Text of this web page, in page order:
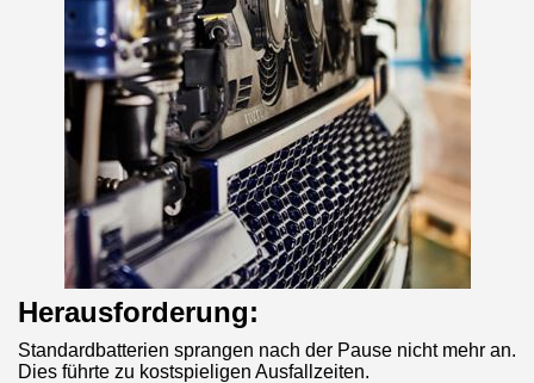
Herausforderung:
Standardbatterien sprangen nach der Pause nicht mehr an.
Dies führte zu kostspieligen Ausfallzeiten.